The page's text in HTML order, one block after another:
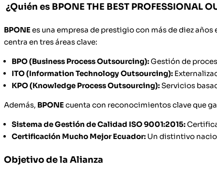
¿Quién es BPONE THE BEST PROFESSIONAL
BPONEes una empresa de prestigio con más de diez
centra en tres áreas clave:
BPO (Business Process Outsourcing):Gestión de
ITO (Information Technology Outsourcing):
KPO (Knowledge Process Outsourcing): Servicios
Además, BPONEcuenta con reconocimientos clave que
Sistema de Gestión de Calidad ISO 9001:2015:
Certificación Mucho Mejor Ecuador: Un distintivo
Objetivo de la Alianza